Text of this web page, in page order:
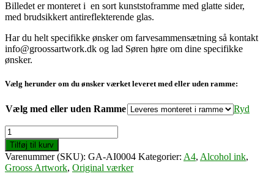
Billedet er monteret i en sort kunststoframme med glatte sider,
med brudsikkert antireflekterende glas.
Har du helt specifikke ønsker om farvesammensætning så kontakt
info@groossartwork.dk og lad Søren høre om dine specifikke
ønsker.
Vælg herunder om du ønsker værket leveret med eller uden ramme:
Vælg med eller uden Ramme Ryd
Dimension
(A4)
antal
Tilføj til kurv
Varenummer (SKU): GA-AI0004 Kategorier: A4, Alcohol ink,
Grooss Artwork, Original værker